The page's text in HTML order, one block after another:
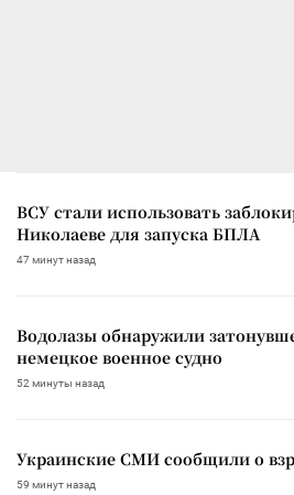
ВСУ стали использовать
Николаеве для запуска БПЛА
47 минут назад
Водолазы обнаружили
немецкое военное судно
52 минуты назад
59 минут назад